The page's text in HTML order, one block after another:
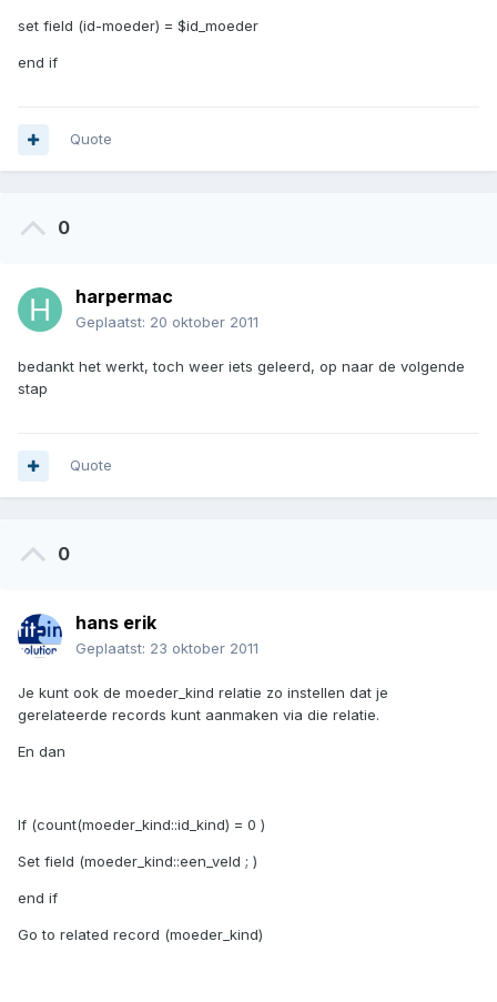
set field (id-moeder) = $id_moeder
end if
Quote
0
harpermac
Geplaatst: 20 oktober 2011
bedankt het werkt, toch weer iets geleerd, op naar de volgende
stap
Quote
0
hans erik
Geplaatst: 23 oktober 2011
Je kunt ook de moeder_kind relatie zo instellen dat je
gerelateerde records kunt aanmaken via die relatie.
En dan
If (count(moeder_kind::id_kind) = 0 )
Set field (moeder_kind::een_veld ; )
end if
Go to related record (moeder_kind)